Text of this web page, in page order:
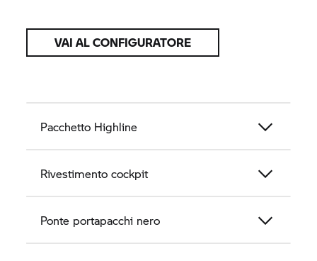
VAI AL CONFIGURATORE
Pacchetto Highline
Rivestimento cockpit
Ponte portapacchi nero